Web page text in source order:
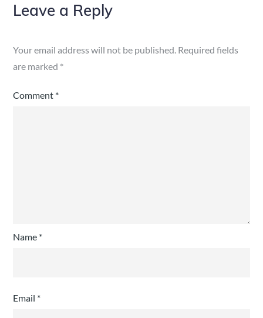
Leave a Reply
Your email address will not be published. Required fields
are marked *
Comment *
Name *
Email *